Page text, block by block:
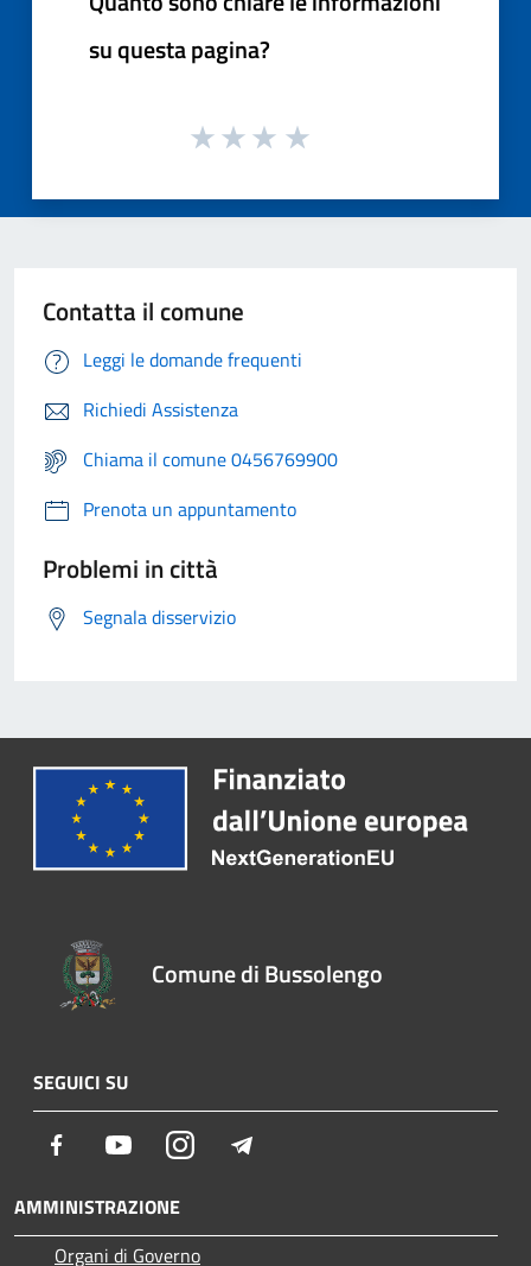
su questa pagina?
Contatta il comune
Leggi le domande frequenti
Richiedi Assistenza
Chiama il comune 0456769900
Prenota un appuntamento
Problemi in città
Segnala disservizio
Comune di Bussolengo
SEGUICI SU
Facebook YoutubeInstagram
AMMINISTRAZIONE
Organi di Governo